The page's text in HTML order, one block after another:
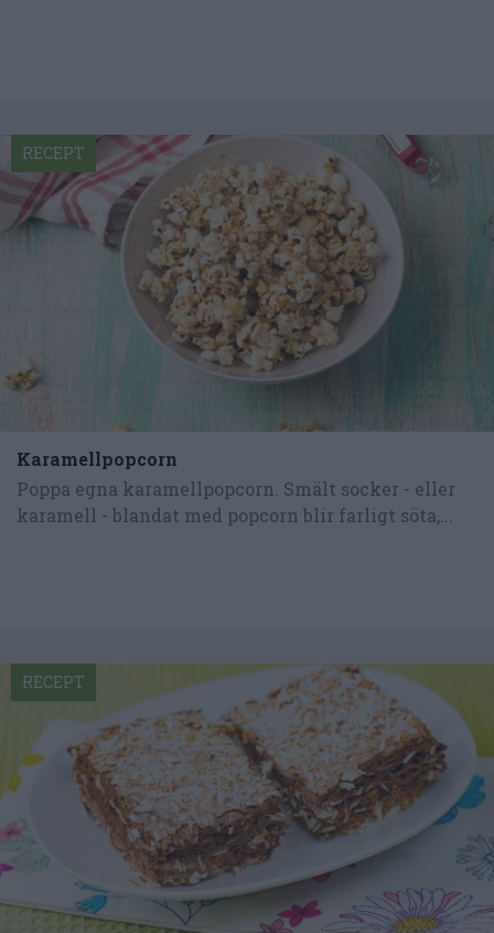
Karamellpopcorn
Poppa egna karamellpopcorn. Smält socker - eller
karamell - blandat med popcorn blir farligt söta,...
RECEPT
RECEPT